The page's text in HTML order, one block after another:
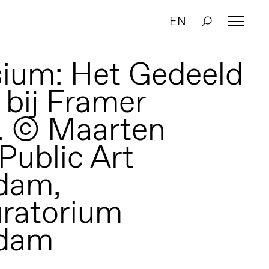
EN
Het Gedeeld
Framer
© Maarten
Art